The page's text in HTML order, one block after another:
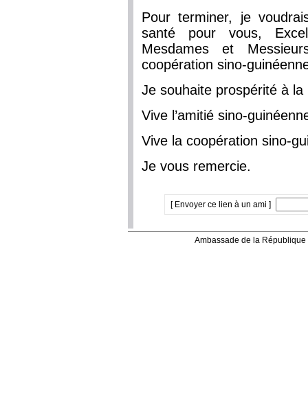
Pour terminer, je
santé pour vous,
Mesdames et
coopération sino-
Je souhaite prospérité à
Vive l’amitié sino-
Vive la coopération sino-
Je vous remercie.
[ Envoyer ce lien à un ami ]
Ambassade de la